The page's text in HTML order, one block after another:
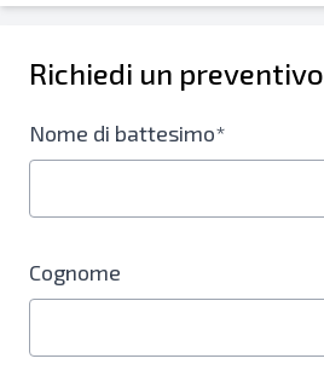
Richiedi un preventivo
Nome di battesimo*
Cognome